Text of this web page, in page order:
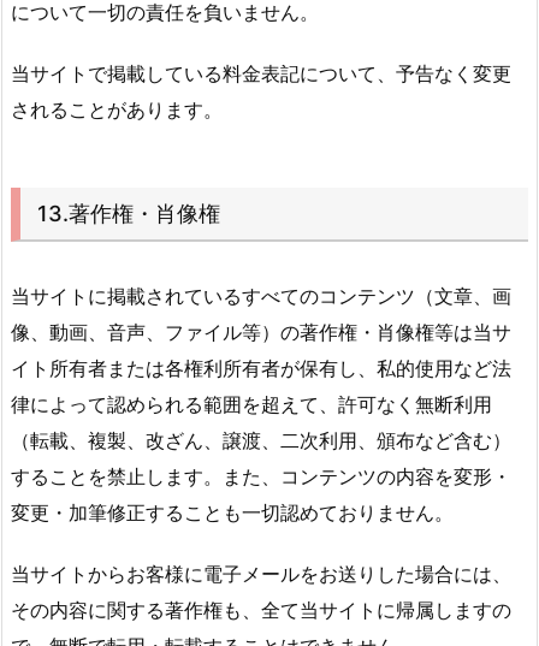
について一切の責任を負いません。
当サイトで掲載している料金表記について、予告なく変更
されることがあります。
13.著作権・肖像権
当サイトに掲載されているすべてのコンテンツ（文章、画
像、動画、音声、ファイル等）の著作権・肖像権等は当サ
イト所有者または各権利所有者が保有し、私的使用など法
律によって認められる範囲を超えて、許可なく無断利用
（転載、複製、改ざん、譲渡、二次利用、頒布など含む）
することを禁止します。また、コンテンツの内容を変形・
変更・加筆修正することも一切認めておりません。
当サイトからお客様に電子メールをお送りした場合には、
その内容に関する著作権も、全て当サイトに帰属しますの